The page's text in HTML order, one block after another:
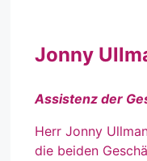
Jonny
Assistenz der
Herr Jonny
die beiden